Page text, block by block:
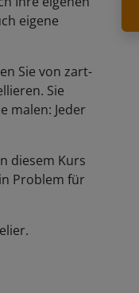
eigene
Sie von zart-
Sie
malen: Jeder
diesem Kurs
Problem für